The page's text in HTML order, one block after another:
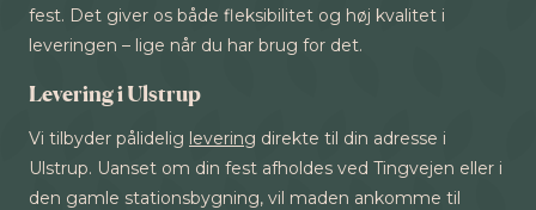
fest. Det giver os både fleksibilitet og høj kvalitet i
leveringen – lige når du har brug for det.
Levering i Ulstrup
Vi tilbyder pålidelig levering direkte til din adresse i
Ulstrup. Uanset om din fest afholdes ved Tingvejen eller i
den gamle stationsbygning, vil maden ankomme til